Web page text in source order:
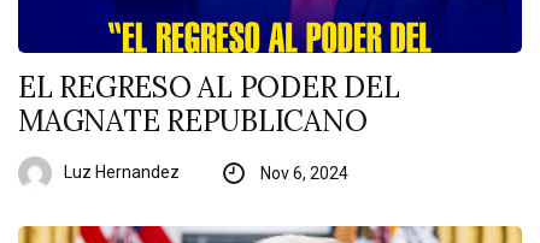
EL REGRESO AL PODER DEL
MAGNATE REPUBLICANO
Luz Hernandez Nov 6, 2024